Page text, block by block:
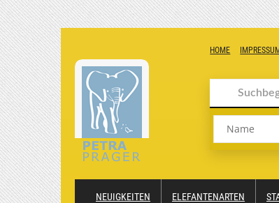
HOME IMPRESSUM
Name
NEUIGKEITEN ELEFANTENARTEN